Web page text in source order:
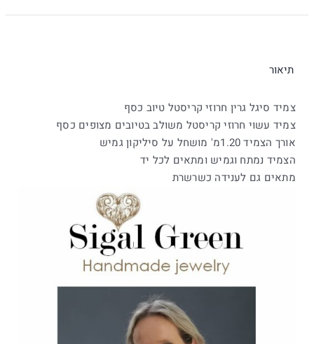
טיוב
תיאור
צמיד סיגל גרין חרוזי קריסטל טיוב כסף
צמיד עשוי חרוזי קריסטל משולב בטיובים מצופים כסף
אורך הצמיד 1.20מ' מושחל על סיליקון גמיש
הצמיד נמתח וגמיש ומתאים לכל יד
מתאים גם לענידה כשרשרת